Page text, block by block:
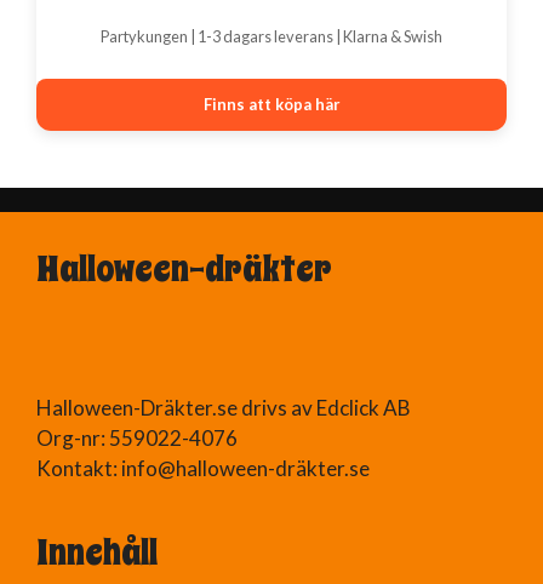
Partykungen | 1-3 dagars leverans | Klarna & Swish
Finns att köpa här
Halloween-dräkter
Halloween-Dräkter.se drivs av Edclick AB
Org-nr: 559022-4076
Kontakt: info@halloween-dräkter.se
Innehåll